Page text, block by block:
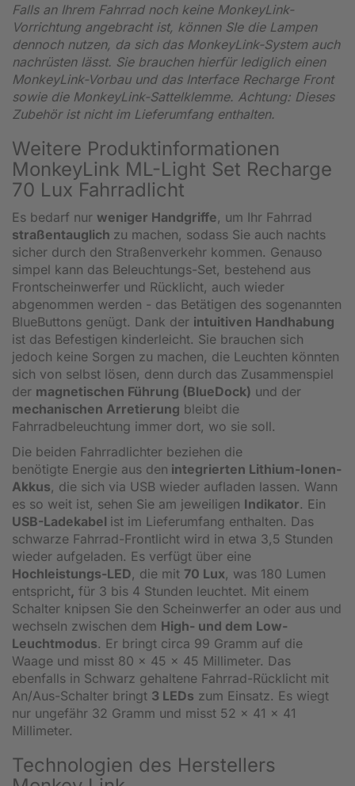
Falls an Ihrem Fahrrad noch keine MonkeyLink-
Vorrichtung angebracht ist, können SIe die Lampen
dennoch nutzen, da sich das MonkeyLink-System auch
nachrüsten lässt. Sie brauchen hierfür lediglich einen
MonkeyLink-Vorbau und das Interface Recharge Front
sowie die MonkeyLink-Sattelklemme. Achtung: Dieses
Zubehör ist nicht im Lieferumfang enthalten.
Weitere Produktinformationen
MonkeyLink ML-Light Set Recharge
70 Lux Fahrradlicht
Es bedarf nur weniger Handgriffe, um Ihr Fahrrad
straßentauglich zu machen, sodass Sie auch nachts
sicher durch den Straßenverkehr kommen. Genauso
simpel kann das Beleuchtungs-Set, bestehend aus
Frontscheinwerfer und Rücklicht, auch wieder
abgenommen werden - das Betätigen des sogenannten
BlueButtons genügt. Dank der intuitiven Handhabung
ist das Befestigen kinderleicht. Sie brauchen sich
jedoch keine Sorgen zu machen, die Leuchten könnten
sich von selbst lösen, denn durch das Zusammenspiel
der magnetischen Führung (BlueDock) und der
mechanischen Arretierung bleibt die
Fahrradbeleuchtung immer dort, wo sie soll.
Die beiden Fahrradlichter beziehen die
benötigte Energie aus den integrierten Lithium-Ionen-
Akkus, die sich via USB wieder aufladen lassen. Wann
es so weit ist, sehen Sie am jeweiligen Indikator. Ein
USB-Ladekabel ist im Lieferumfang enthalten. Das
schwarze Fahrrad-Frontlicht wird in etwa 3,5 Stunden
wieder aufgeladen. Es verfügt über eine
Hochleistungs-LED, die mit 70 Lux, was 180 Lumen
entspricht, für 3 bis 4 Stunden leuchtet. Mit einem
Schalter knipsen Sie den Scheinwerfer an oder aus und
wechseln zwischen dem High- und dem Low-
Leuchtmodus. Er bringt circa 99 Gramm auf die
Waage und misst 80 x 45 x 45 Millimeter. Das
ebenfalls in Schwarz gehaltene Fahrrad-Rücklicht mit
An/Aus-Schalter bringt 3 LEDs zum Einsatz. Es wiegt
nur ungefähr 32 Gramm und misst 52 x 41 x 41
Millimeter.
Technologien des Herstellers